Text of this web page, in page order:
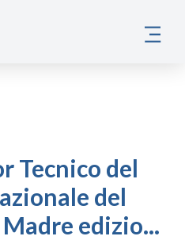
Tecnico del
del
edizio...